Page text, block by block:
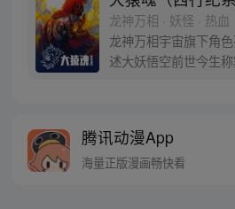
为了让“永恒之火”重新
辞万难，找到唐三藏
寻回徒弟们，组成全新
上西行之旅……
龙神万相 · 妖怪 · 热血
龙神万相宇宙旗下角
述大妖悟空前世今生
人…六十年后，他再
护族人的希望和信念
腾讯动漫App
海量正版漫画畅快看